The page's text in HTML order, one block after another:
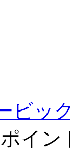
ビッ
イ